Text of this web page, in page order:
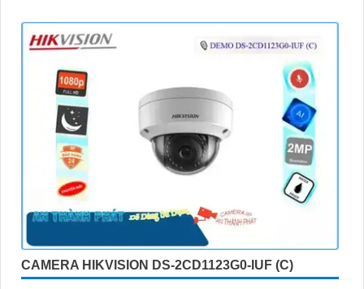
CAMERA HIKVISION DS-2CD1123G0-IUF (C)